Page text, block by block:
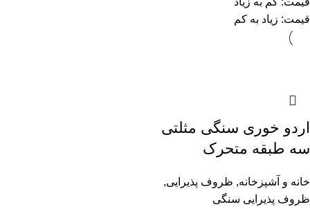
قیمت: زیاد به کم
اردو خوری سنگی مثلتی
سه طبقه متحرک
خانه و آشپزخانه, ظروف پذیرایی,
ظروف پذیرایی سنگی